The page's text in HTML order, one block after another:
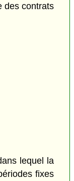
des contrats
lequel la
fixes